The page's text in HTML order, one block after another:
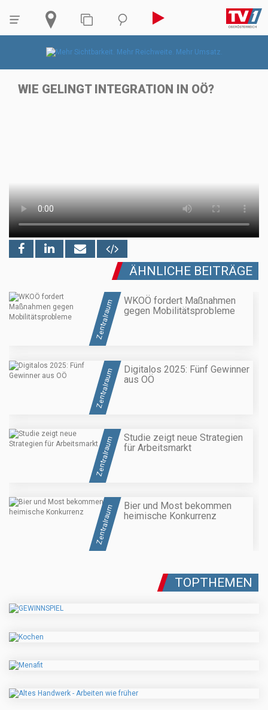
WIE GELINGT INTEGRATION IN OÖ?
ÄHNLICHE BEITRÄGE
Zentralraum
WKOÖ fordert Maßnahmen
gegen Mobilitätsprobleme
Zentralraum
Digitalos 2025: Fünf Gewinner
aus OÖ
Zentralraum
Studie zeigt neue Strategien
für Arbeitsmarkt
Zentralraum
Bier und Most bekommen
heimische Konkurrenz
TOPTHEMEN